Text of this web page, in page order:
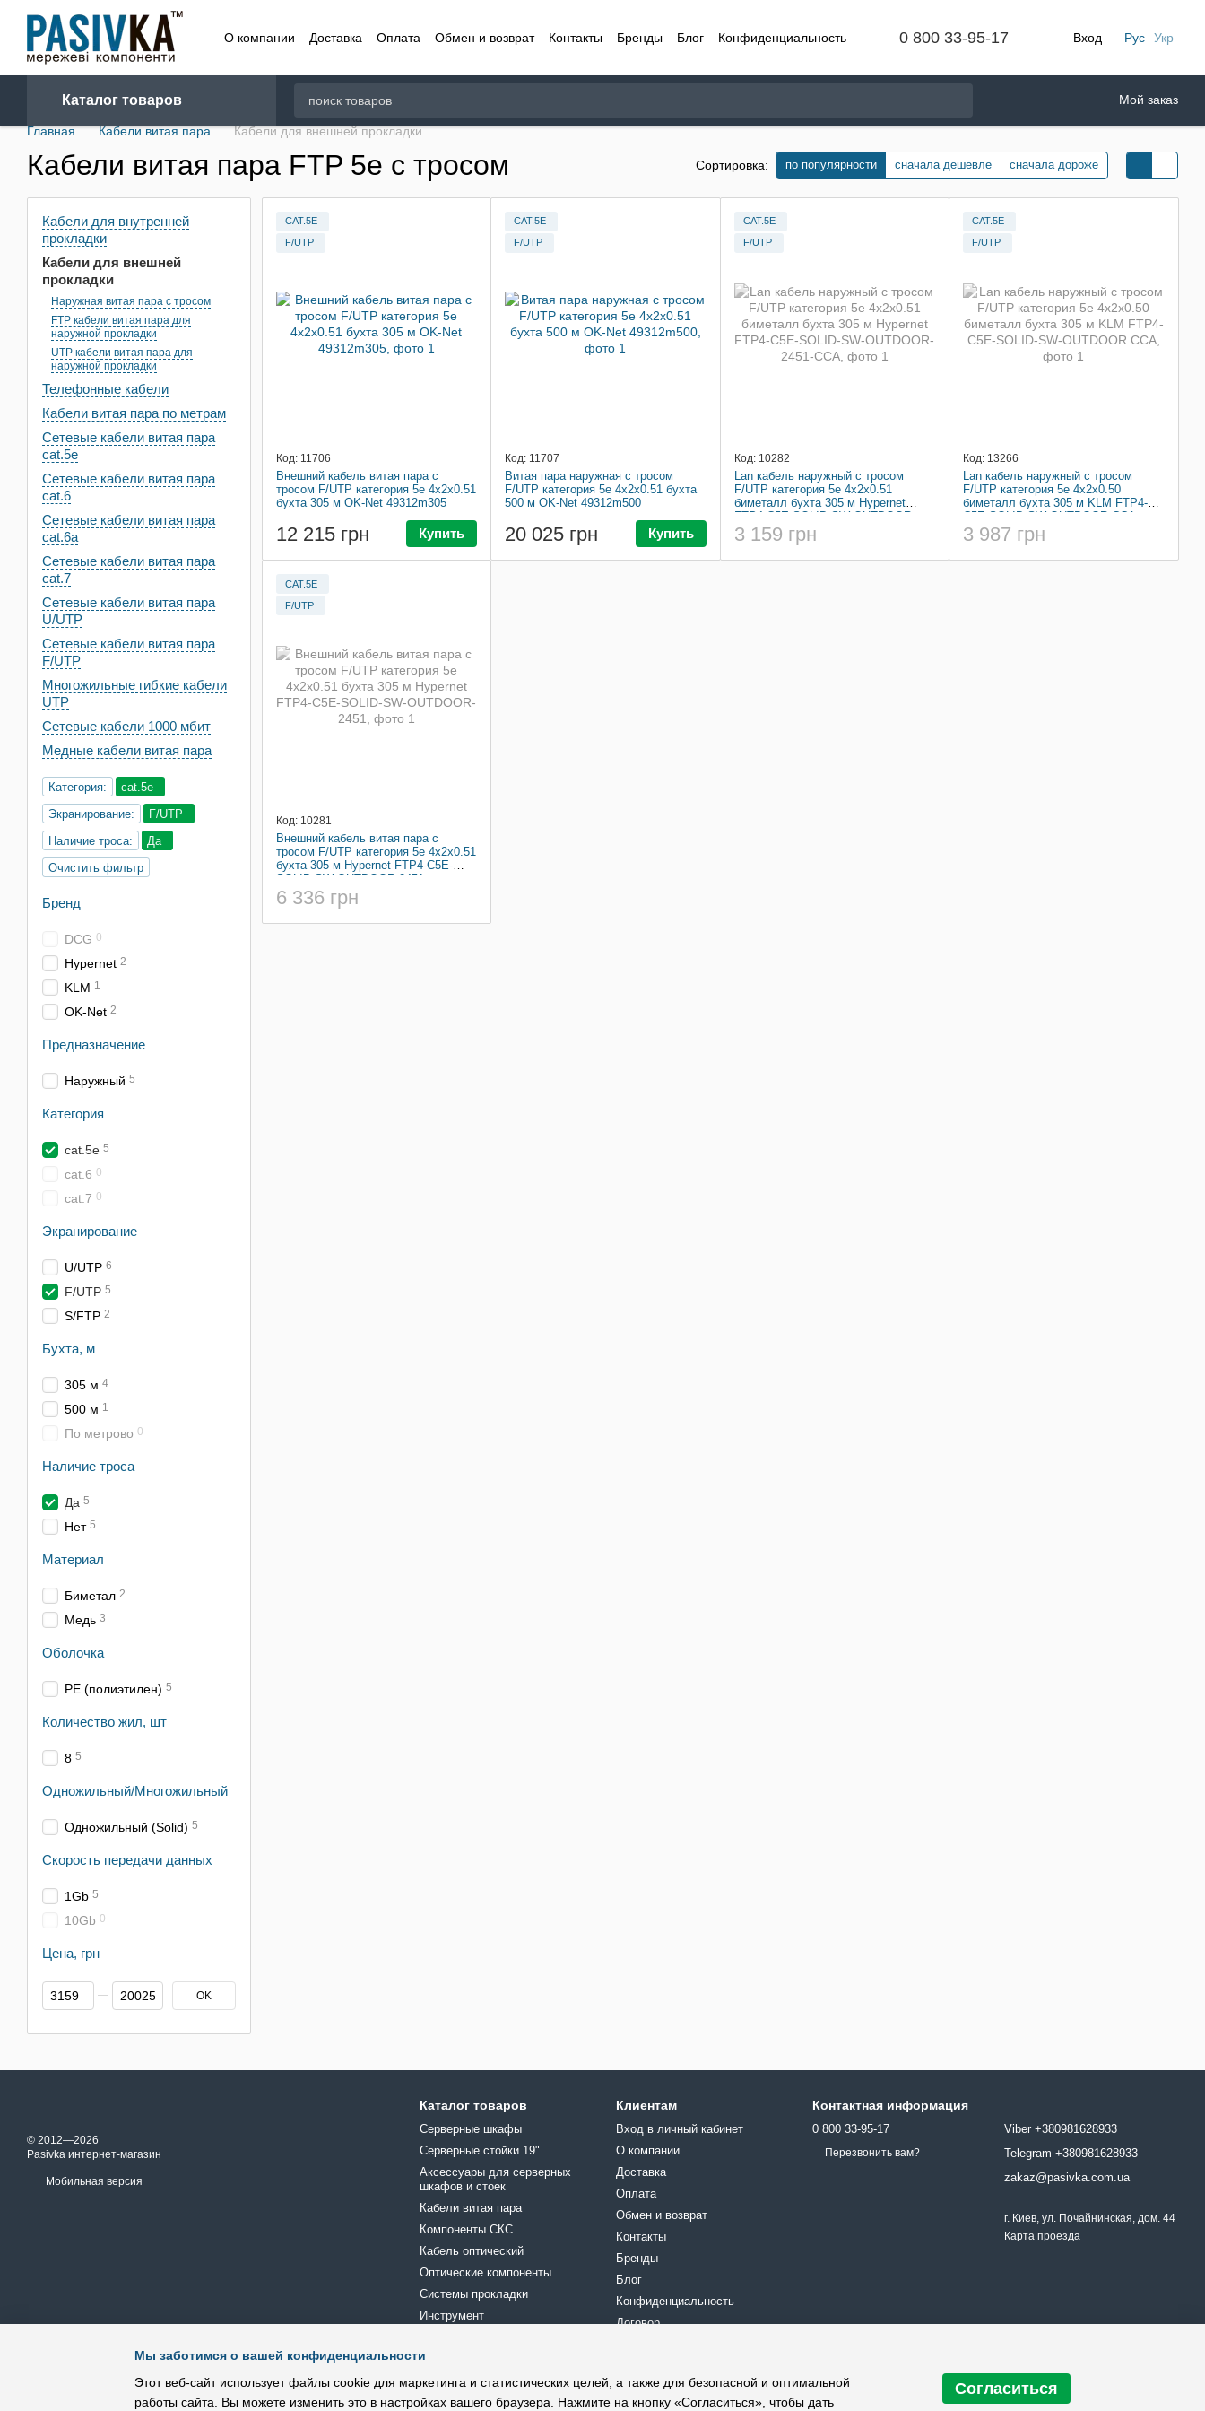
Перейти к основному контенту
О компании
Доставка Оплата Обмен и возврат Контакты Бренды Блог
Конфиденциальность
0 800 33-95-17 Вход Рус Укр
Каталог товаров Мой заказ
Главная Кабели витая пара Кабели для внешней прокладки
Кабели витая пара FTP 5e с тросом Сортировка: по популярности сначала дешевле сначала дороже
CAT.5E
F/UTP
Код: 11706
Внешний кабель витая пара c
тросом F/UTP категория 5e 4x2x0.51
бухта 305 м OK-Net 49312m305
12 215 грн Купить
CAT.5E
F/UTP
Код: 11707
Витая пара наружная c тросом
F/UTP категория 5e 4x2x0.51 бухта
500 м OK-Net 49312m500
20 025 грн Купить
CAT.5E
F/UTP
Код: 10282
Lan кабель наружный c тросом
F/UTP категория 5e 4x2x0.51
биметалл бухта 305 м Hypernet
FTP4-C5E-SOLID-SW-OUTDOOR-
2451-CCA
3 159 грн
CAT.5E
F/UTP
Код: 13266
Lan кабель наружный c тросом
F/UTP категория 5e 4x2x0.50
биметалл бухта 305 м KLM FTP4-
C5E-SOLID-SW-OUTDOOR CCA
3 987 грн
CAT.5E
F/UTP
Код: 10281
Внешний кабель витая пара c
тросом F/UTP категория 5e 4x2x0.51
бухта 305 м Hypernet FTP4-C5E-
SOLID-SW-OUTDOOR-2451
6 336 грн
Кабели для внутренней
прокладки
Кабели для внешней
прокладки
Наружная витая пара с тросом
FTP кабели витая пара для
наружной прокладки
UTP кабели витая пара для
наружной прокладки
Телефонные кабели
Кабели витая пара по метрам
Сетевые кабели витая пара
cat.5e
Сетевые кабели витая пара
cat.6
Сетевые кабели витая пара
cat.6a
Сетевые кабели витая пара
cat.7
Сетевые кабели витая пара
U/UTP
Сетевые кабели витая пара
F/UTP
Многожильные гибкие кабели
UTP
Сетевые кабели 1000 мбит
Медные кабели витая пара
Категория:
cat.5e
Экранирование:
F/UTP
Наличие троса:
Да
Очистить фильтр
Бренд
DCG 0
Hypernet 2
KLM 1
OK-Net 2
Предназначение
Наружный 5
Категория
cat.5e 5
cat.6 0
cat.7 0
Экранирование
U/UTP 6
F/UTP 5
S/FTP 2
Бухта, м
305 м 4
500 м 1
По метрово 0
Наличие троса
Да 5
Нет 5
Материал
Биметал 2
Медь 3
Оболочка
PE (полиэтилен) 5
Количество жил, шт
8 5
Одножильный/Многожильный
Одножильный (Solid) 5
Скорость передачи данных
1Gb 5
10Gb 0
Цена, грн
От Цена, грн
До Цена, грн OK
© 2012—2026
Pasivka интернет-магазин
Мобильная версия
Каталог товаров
Серверные шкафы
Серверные стойки 19"
Аксессуары для серверных
шкафов и стоек
Кабели витая пара
Компоненты СКС
Кабель оптический
Оптические компоненты
Системы прокладки
Инструмент
Кроссовое оборудование
Электрика
Клиентам
Вход в личный кабинет
О компании
Доставка
Оплата
Обмен и возврат
Контакты
Бренды
Блог
Конфиденциальность
Договор
Контактная информация
0 800 33-95-17
Перезвонить вам?
Viber +380981628933
Telegram +380981628933
zakaz@pasivka.com.ua
г. Киев, ул. Почайнинская, дом. 44
Карта проезда
Мы заботимся о вашей конфиденциальности
Этот веб-сайт использует файлы cookie для маркетинга и статистических целей, а также для безопасной и оптимальной
работы сайта. Вы можете изменить это в настройках вашего браузера. Нажмите на кнопку «Согласиться», чтобы дать
Согласиться